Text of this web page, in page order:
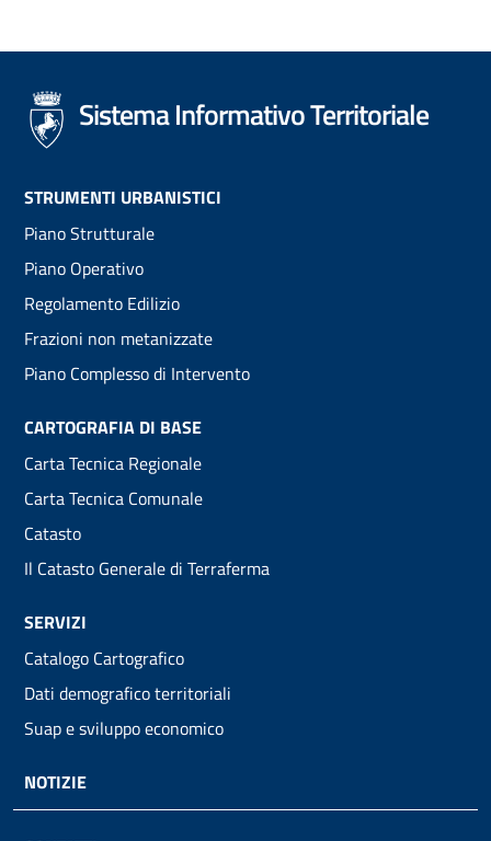
Sistema Informativo Territoriale
Footer
menu
STRUMENTI URBANISTICI
Piano Strutturale
Piano Operativo
Regolamento Edilizio
Frazioni non metanizzate
Piano Complesso di Intervento
CARTOGRAFIA DI BASE
Carta Tecnica Regionale
Carta Tecnica Comunale
Catasto
Il Catasto Generale di Terraferma
SERVIZI
Catalogo Cartografico
Dati demografico territoriali
Suap e sviluppo economico
NOTIZIE